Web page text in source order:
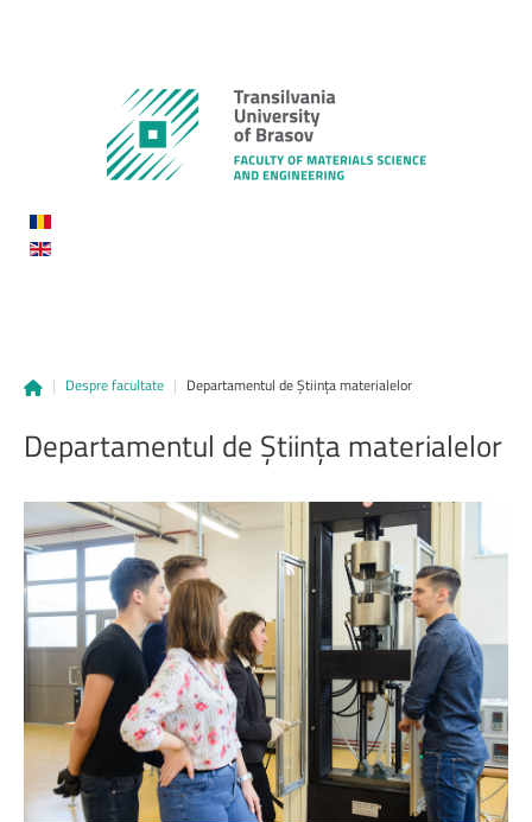
| Despre facultate | Departamentul de Știința materialelor
Departamentul de Știința materialelor